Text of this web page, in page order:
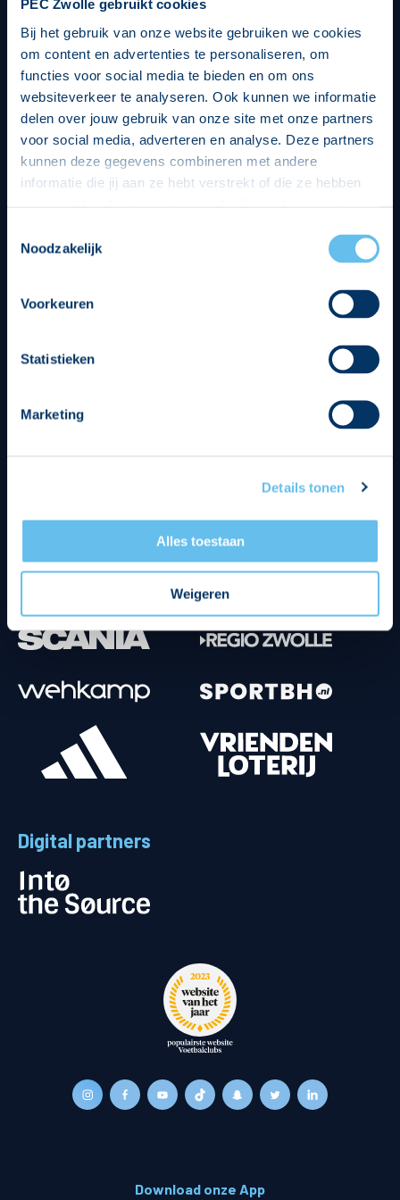
PEC Zwolle gebruikt cookies
Bij het gebruik van onze website gebruiken we cookies
om content en advertenties te personaliseren, om
functies voor social media te bieden en om ons
websiteverkeer te analyseren. Ook kunnen we informatie
delen over jouw gebruik van onze site met onze partners
voor social media, adverteren en analyse. Deze partners
kunnen deze gegevens combineren met andere
informatie die jij aan ze hebt verstrekt of die ze hebben
op een veilige en integere wijze. Je kunt je toestemming
beheren op de privacy- en cookieverklaring pagina.
Noodzakelijk
Voorkeuren
Statistieken
Marketing
Details tonen
Alles toestaan
Weigeren
Digital partners
Download onze App